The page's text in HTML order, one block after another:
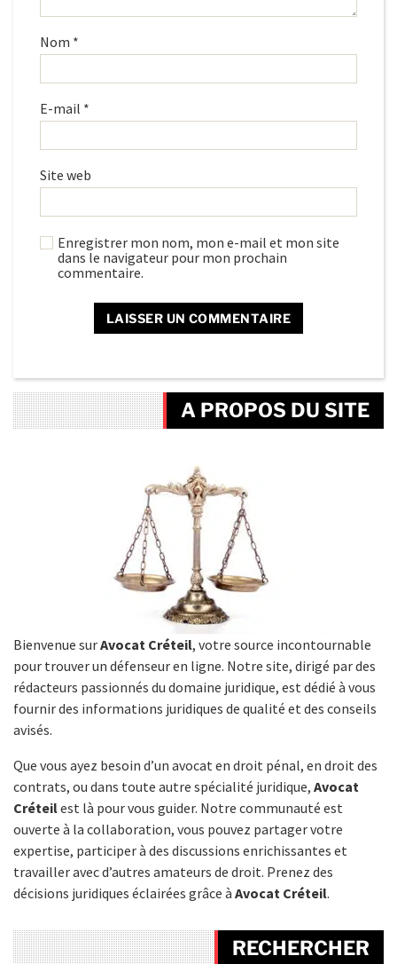
Nom *
E-mail *
Site web
Enregistrer mon nom, mon e-mail et mon site
dans le navigateur pour mon prochain
commentaire.
A PROPOS DU SITE
Bienvenue surAvocat Créteil, votre source incontournable
pour trouver un défenseur en ligne. Notre site, dirigé par des
rédacteurs passionnés du domaine juridique, est dédié à vous
fournir des informations juridiques de qualité et des conseils
avisés.
Que vous ayez besoin d’un avocat en droit pénal, en droit des
contrats, ou dans toute autre spécialité juridique, Avocat
Créteilest là pour vous guider. Notre communauté est
ouverte à la collaboration, vous pouvez partager votre
expertise, participer à des discussions enrichissantes et
travailler avec d’autres amateurs de droit. Prenez des
décisions juridiques éclairées grâce à Avocat Créteil.
RECHERCHER